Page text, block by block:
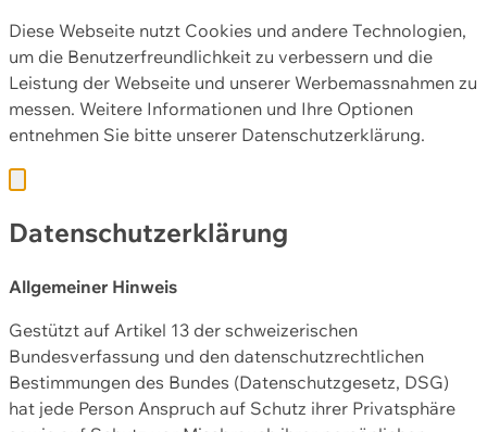
Diese Webseite nutzt Cookies und andere Technologien,
um die Benutzerfreundlichkeit zu verbessern und die
Leistung der Webseite und unserer Werbemassnahmen zu
messen. Weitere Informationen und Ihre Optionen
entnehmen Sie bitte unserer Datenschutzerklärung.
Datenschutzerklärung
Allgemeiner Hinweis
Gestützt auf Artikel 13 der schweizerischen
Bundesverfassung und den datenschutzrechtlichen
Bestimmungen des Bundes (Datenschutzgesetz, DSG)
hat jede Person Anspruch auf Schutz ihrer Privatsphäre